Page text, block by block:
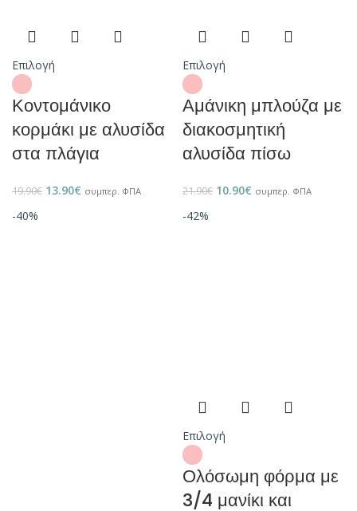
Επιλογή
Κοντομάνικο
κορμάκι με αλυσίδα
στα πλάγια
19.90€ 13.90€ συμπερ. ΦΠΑ
Επιλογή
Αμάνικη μπλούζα με
διακοσμητική
αλυσίδα πίσω
21.90€ 10.90€ συμπερ. ΦΠΑ
-40% -42%
Επιλογή
Ολόσωμη φόρμα με
3/4 μανίκι και